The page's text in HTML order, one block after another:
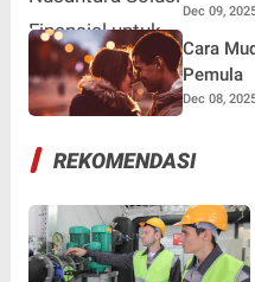
Cerah
Dec 09,
Cara
Pemula
Dec 08,
REKOMENDASI